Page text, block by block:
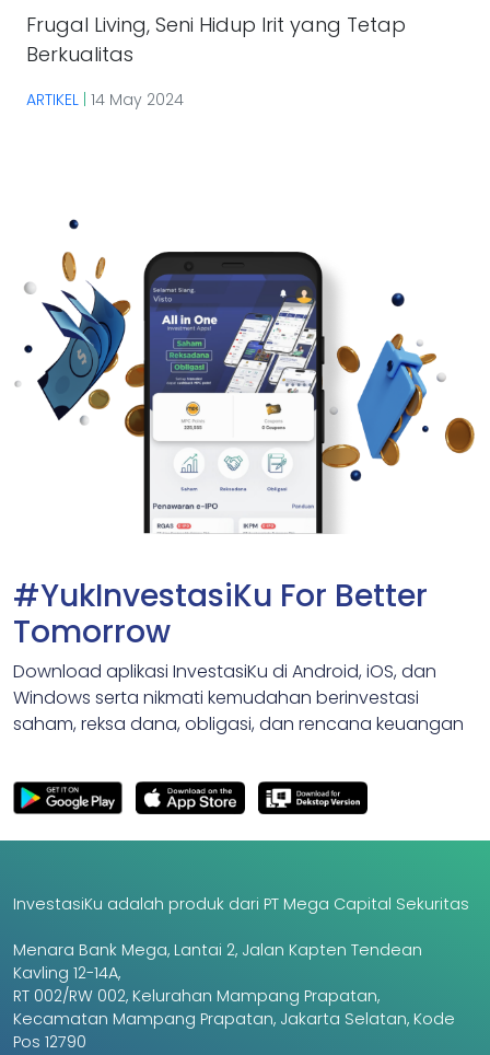
Frugal Living, Seni Hidup Irit yang Tetap
Berkualitas
ARTIKEL | 14 May 2024
#YukInvestasiKu For Better
Tomorrow
Download aplikasi InvestasiKu di Android, iOS, dan
Windows serta nikmati kemudahan berinvestasi
saham, reksa dana, obligasi, dan rencana keuangan
InvestasiKu adalah produk dari PT Mega Capital Sekuritas
Menara Bank Mega, Lantai 2, Jalan Kapten Tendean
Kavling 12-14A,
RT 002/RW 002, Kelurahan Mampang Prapatan,
Kecamatan Mampang Prapatan, Jakarta Selatan, Kode
Pos 12790